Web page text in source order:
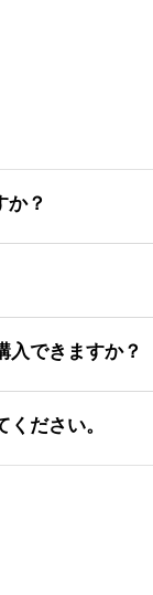
か？
入できますか？
ださい。